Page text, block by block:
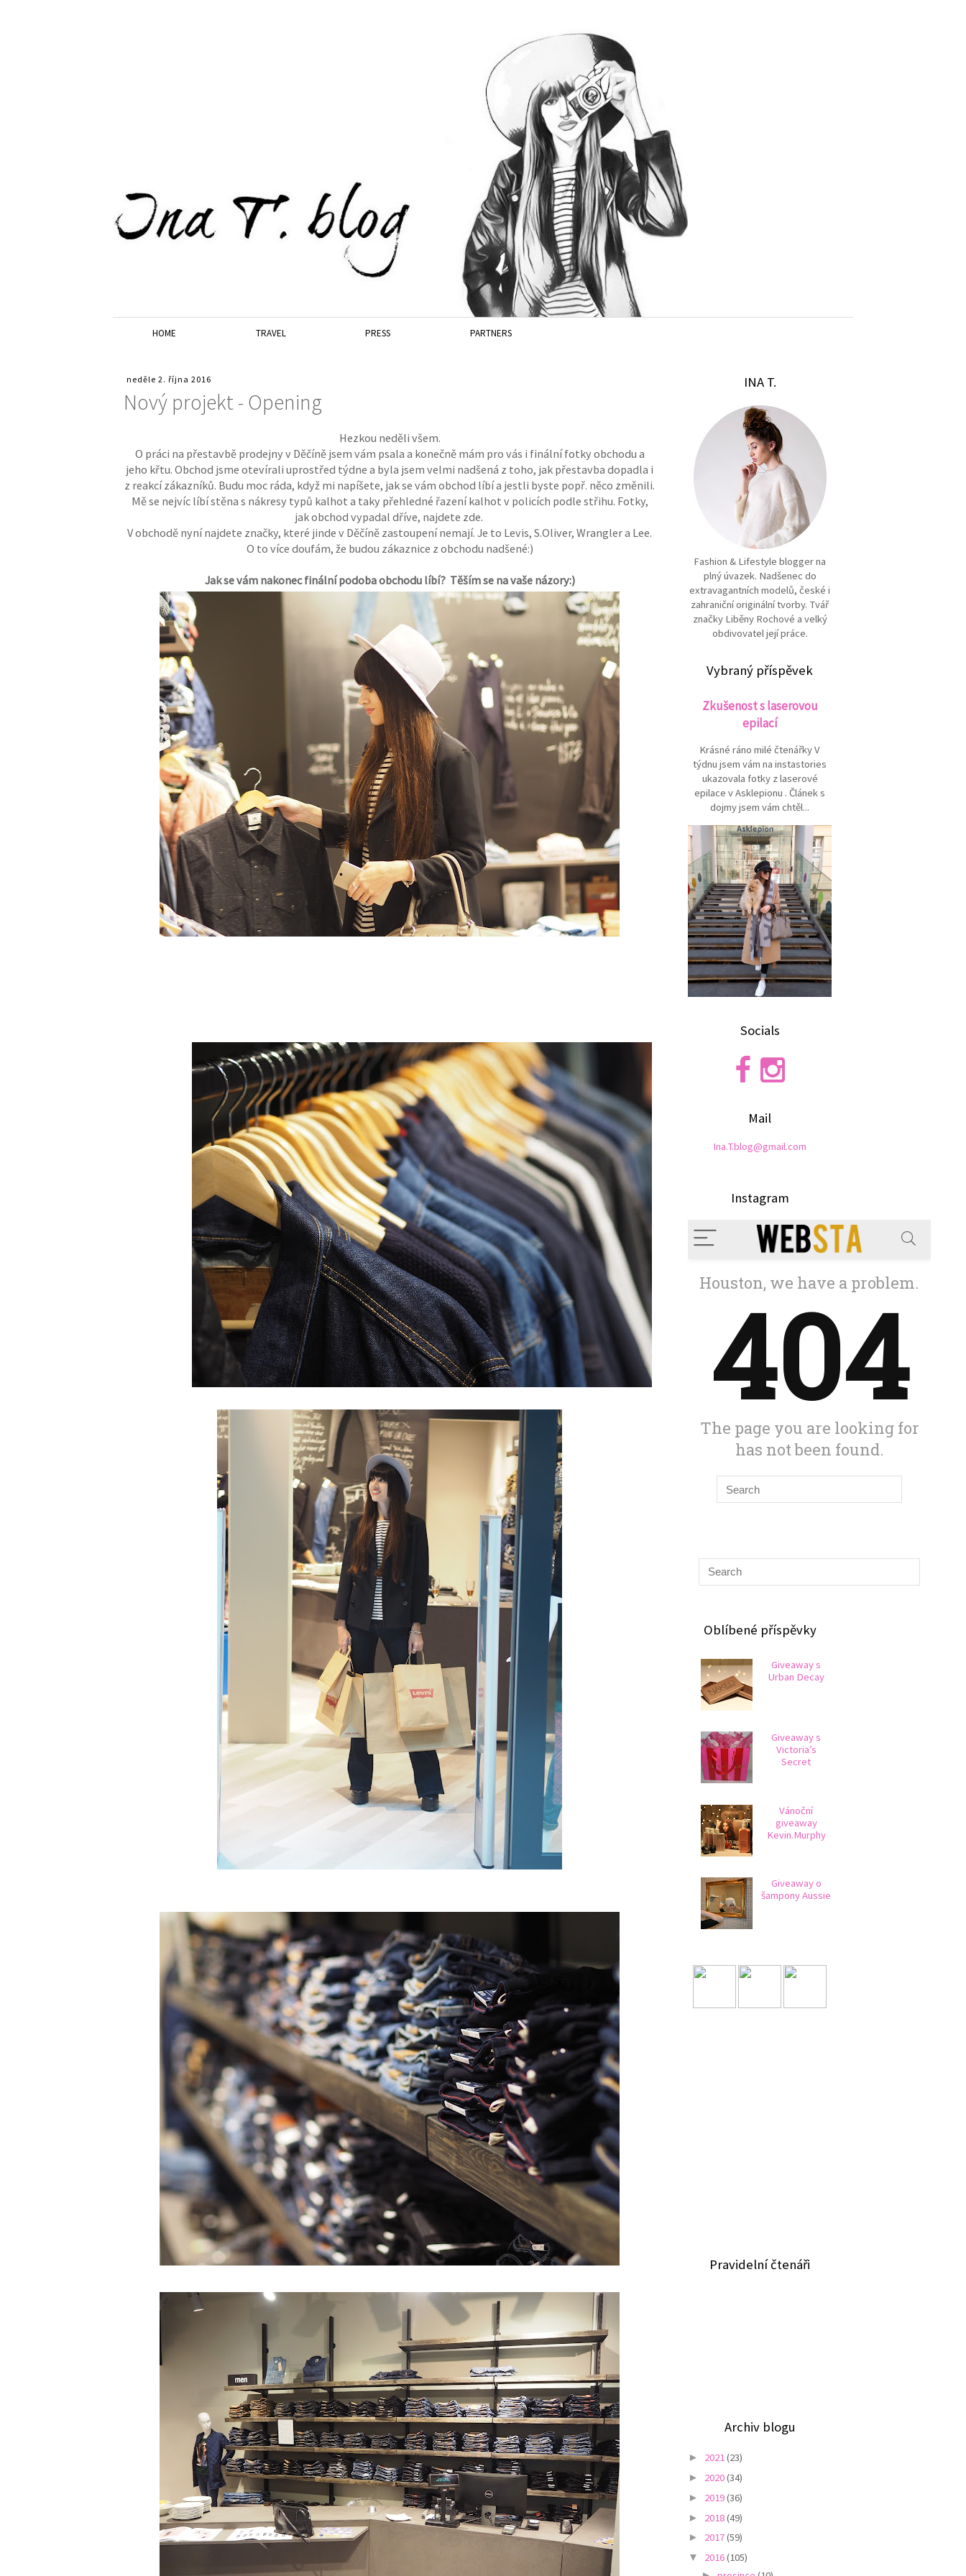
HOME TRAVEL PRESS PARTNERS
neděle 2. října 2016
Nový projekt - Opening
Hezkou neděli všem.
O práci na přestavbě prodejny v Děčíně jsem vám psala a konečně mám pro vás i finální fotky obchodu a
jeho křtu. Obchod jsme otevírali uprostřed týdne a byla jsem velmi nadšená z toho, jak přestavba dopadla i
z reakcí zákazníků. Budu moc ráda, když mi napíšete, jak se vám obchod líbí a jestli byste popř. něco změnili.
Mě se nejvíc líbí stěna s nákresy typů kalhot a taky přehledné řazení kalhot v policích podle střihu. Fotky,
jak obchod vypadal dříve, najdete zde.
V obchodě nyní najdete značky, které jinde v Děčíně zastoupení nemají. Je to Levis, S.Oliver, Wrangler a Lee.
O to více doufám, že budou zákaznice z obchodu nadšené:)
Jak se vám nakonec finální podoba obchodu líbí? Těším se na vaše názory:)
INA T.
Fashion & Lifestyle blogger na
plný úvazek. Nadšenec do
extravagantních modelů, české i
zahraniční originální tvorby. Tvář
značky Liběny Rochové a velký
obdivovatel její práce.
Vybraný příspěvek
Zkušenost s laserovou
epilací
Krásné ráno milé čtenářky V
týdnu jsem vám na instastories
ukazovala fotky z laserové
epilace v Asklepionu . Článek s
dojmy jsem vám chtěl...
Socials
Mail
Ina.T.blog@gmail.com
Instagram
Oblíbené příspěvky
Giveaway s
Urban Decay
Giveaway s
Victoria’s
Secret
Vánoční
giveaway
Kevin.Murphy
Giveaway o
šampony Aussie
Pravidelní čtenáři
Archiv blogu
► 2021 (23)
► 2020(34)
► 2019(36)
► 2018(49)
► 2017(59)
▼ 2016(105)